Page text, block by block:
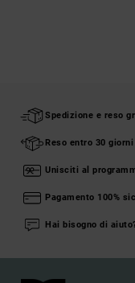
Spedizione e reso
Reso entro 30 giorni
Unisciti al
Pagamento 100%
Hai bisogno di